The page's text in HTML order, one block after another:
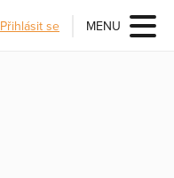
Přihlásit se MENU